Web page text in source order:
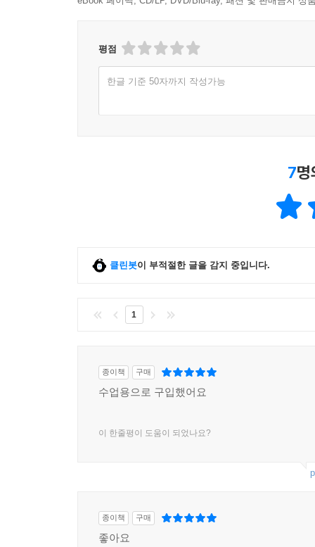
평점
한글 기준 50자까지 작성가능
7
클린봇이 부적절한 글을 감지 중입니다.
1
종이책 구매
수업용으로 구입했어요
이 한줄평이 도움이 되었나요?
종이책 구매
좋아요